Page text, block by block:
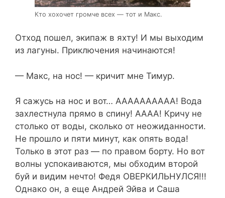
Кто хохочет громче всех — тот и Макс.
Отход пошел, экипаж в яхту! И мы выходим
из лагуны. Приключения начинаются!
— Макс, на нос! — кричит мне Тимур.
Я сажусь на нос и вот… АААААААААА! Вода
захлестнула прямо в спину! АААА! Кричу не
столько от воды, сколько от неожиданности.
Не прошло и пяти минут, как опять вода!
Только в этот раз — по правом борту. Но вот
волны успокаиваются, мы обходим второй
буй и видим нечто! Федя ОВЕРКИЛЬНУЛСЯ!!!
Однако он, а еще Андрей Эйва и Саша